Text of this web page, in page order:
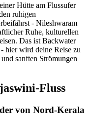
Hütte am Flussufer
ruhigen
- Nileshwaram
Ruhe, kulturellen
Das ist Backwater
hier wird deine Reise zu
sanften Strömungen
Fluss
von Nord-Kerala